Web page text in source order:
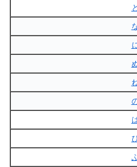
と